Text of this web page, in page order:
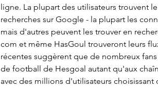
ligne. La plupart des utilisateurs trouvent
recherches sur Google - la plupart les
mais d'autres peuvent les trouver en
com et même HasGoul trouveront leurs
récentes suggèrent que de nombreux
de football de Hesgoal autant qu'aux
avec des millions d'utilisateurs